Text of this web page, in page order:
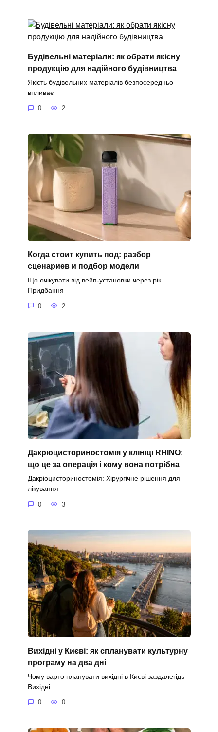
Будівельні матеріали: як обрати якісну
продукцію для надійного будівництва
Якість будівельних матеріалів безпосередньо
впливає
0 2
Когда стоит купить под: разбор
сценариев и подбор модели
Що очікувати від вейп-установки через рік
Придбання
0 2
Дакріоцисториностомія у клініці RHINO:
що це за операція і кому вона потрібна
Дакріоцисториностомія: Хірургічне рішення для
лікування
0 3
Вихідні у Києві: як спланувати культурну
програму на два дні
Чому варто планувати вихідні в Києві заздалегідь
Вихідні
0 0